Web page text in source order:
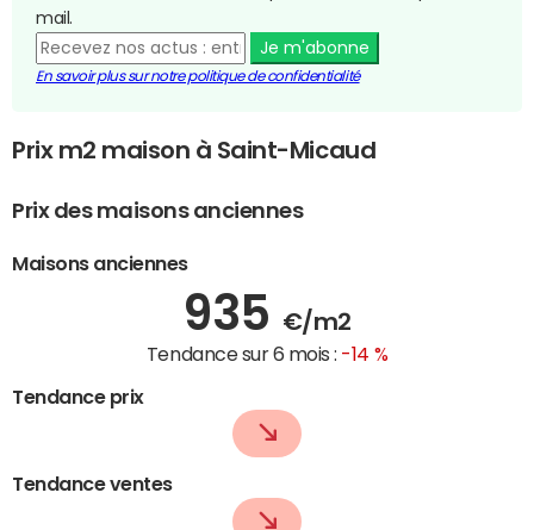
mail.
Je m'abonne
En savoir plus sur notre politique de confidentialité
Prix m2 maison à Saint-Micaud
Prix des maisons anciennes
Maisons anciennes
935 €/m2
Tendance sur 6 mois : -14 %
Tendance prix
Tendance ventes